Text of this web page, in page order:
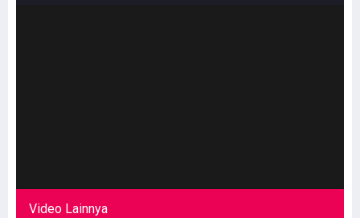
Video Lainnya